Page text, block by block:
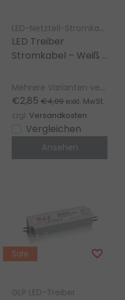
LED-Netzteil-Stromkabel Luksus
LED Treiber
Stromkabel – Weiß /
LED Streifen &
Beleuchtung
Mehrere Varianten verfügbar
€2,85 €4,09 exkl. MwSt.
zzgl. Versandkosten
Vergleichen
Ansehen
Sale
GLP LED-Treiber